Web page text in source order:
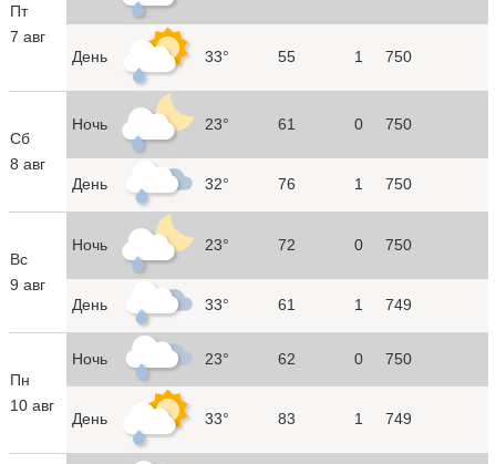
Пт
7 авг
День 33° 55 1 750
Сб
8 авг
Ночь 23° 61 0 750
День 32° 76 1 750
Вс
9 авг
Ночь 23° 72 0 750
День 33° 61 1 749
Пн
10 авг
Ночь 23° 62 0 750
День 33° 83 1 749